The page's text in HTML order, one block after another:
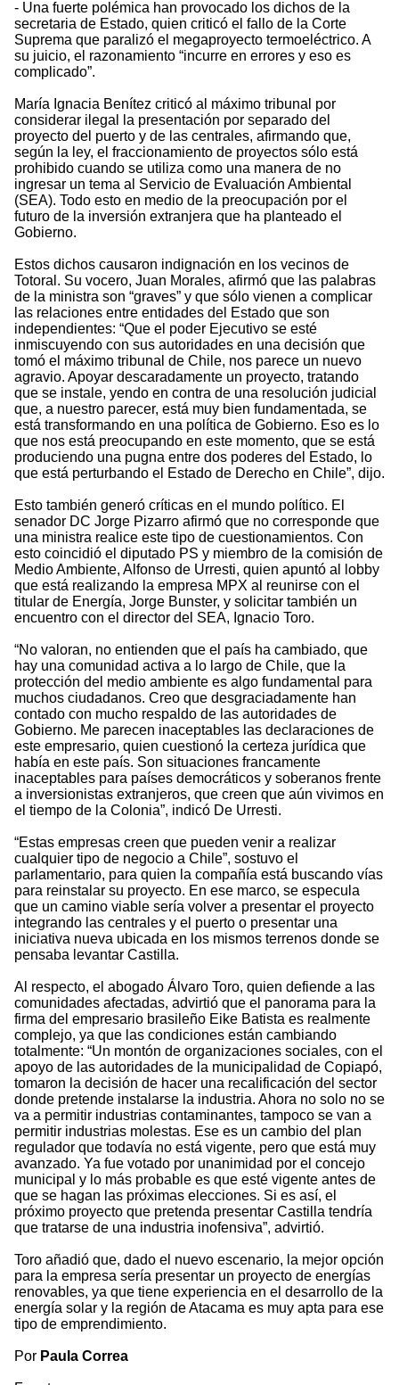
- Una fuerte polémica han provocado los dichos de la
secretaria de Estado, quien criticó el fallo de la Corte
Suprema que paralizó el megaproyecto termoeléctrico. A
su juicio, el razonamiento “incurre en errores y eso es
complicado”.
María Ignacia Benítez criticó al máximo tribunal por
considerar ilegal la presentación por separado del
proyecto del puerto y de las centrales, afirmando que,
según la ley, el fraccionamiento de proyectos sólo está
prohibido cuando se utiliza como una manera de no
ingresar un tema al Servicio de Evaluación Ambiental
(SEA). Todo esto en medio de la preocupación por el
futuro de la inversión extranjera que ha planteado el
Gobierno.
Estos dichos causaron indignación en los vecinos de
Totoral. Su vocero, Juan Morales, afirmó que las palabras
de la ministra son “graves” y que sólo vienen a complicar
las relaciones entre entidades del Estado que son
independientes: “Que el poder Ejecutivo se esté
inmiscuyendo con sus autoridades en una decisión que
tomó el máximo tribunal de Chile, nos parece un nuevo
agravio. Apoyar descaradamente un proyecto, tratando
que se instale, yendo en contra de una resolución judicial
que, a nuestro parecer, está muy bien fundamentada, se
está transformando en una política de Gobierno. Eso es lo
que nos está preocupando en este momento, que se está
produciendo una pugna entre dos poderes del Estado, lo
que está perturbando el Estado de Derecho en Chile”, dijo.
Esto también generó críticas en el mundo político. El
senador DC Jorge Pizarro afirmó que no corresponde que
una ministra realice este tipo de cuestionamientos. Con
esto coincidió el diputado PS y miembro de la comisión de
Medio Ambiente, Alfonso de Urresti, quien apuntó al lobby
que está realizando la empresa MPX al reunirse con el
titular de Energía, Jorge Bunster, y solicitar también un
encuentro con el director del SEA, Ignacio Toro.
“No valoran, no entienden que el país ha cambiado, que
hay una comunidad activa a lo largo de Chile, que la
protección del medio ambiente es algo fundamental para
muchos ciudadanos. Creo que desgraciadamente han
contado con mucho respaldo de las autoridades de
Gobierno. Me parecen inaceptables las declaraciones de
este empresario, quien cuestionó la certeza jurídica que
había en este país. Son situaciones francamente
inaceptables para países democráticos y soberanos frente
a inversionistas extranjeros, que creen que aún vivimos en
el tiempo de la Colonia”, indicó De Urresti.
“Estas empresas creen que pueden venir a realizar
cualquier tipo de negocio a Chile”, sostuvo el
parlamentario, para quien la compañía está buscando vías
para reinstalar su proyecto. En ese marco, se especula
que un camino viable sería volver a presentar el proyecto
integrando las centrales y el puerto o presentar una
iniciativa nueva ubicada en los mismos terrenos donde se
pensaba levantar Castilla.
Al respecto, el abogado Álvaro Toro, quien defiende a las
comunidades afectadas, advirtió que el panorama para la
firma del empresario brasileño Eike Batista es realmente
complejo, ya que las condiciones están cambiando
totalmente: “Un montón de organizaciones sociales, con el
apoyo de las autoridades de la municipalidad de Copiapó,
tomaron la decisión de hacer una recalificación del sector
donde pretende instalarse la industria. Ahora no solo no se
va a permitir industrias contaminantes, tampoco se van a
permitir industrias molestas. Ese es un cambio del plan
regulador que todavía no está vigente, pero que está muy
avanzado. Ya fue votado por unanimidad por el concejo
municipal y lo más probable es que esté vigente antes de
que se hagan las próximas elecciones. Si es así, el
próximo proyecto que pretenda presentar Castilla tendría
que tratarse de una industria inofensiva”, advirtió.
Toro añadió que, dado el nuevo escenario, la mejor opción
para la empresa sería presentar un proyecto de energías
renovables, ya que tiene experiencia en el desarrollo de la
energía solar y la región de Atacama es muy apta para ese
tipo de emprendimiento.
Por Paula Correa